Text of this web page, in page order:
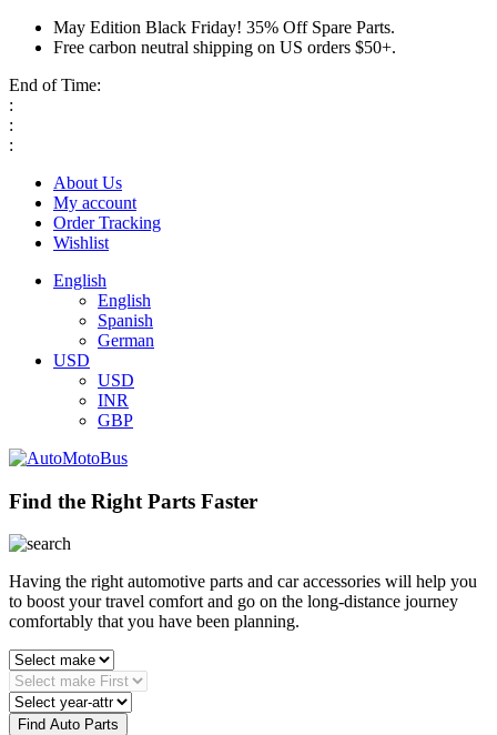
May Edition Black Friday! 35% Off Spare Parts.
Free carbon neutral shipping on US orders $50+.
End of Time:
:
:
:
About Us
My account
Order Tracking
Wishlist
English
English
Spanish
German
USD
USD
INR
GBP
Find the Right Parts Faster
Having the right automotive parts and car accessories will help you
to boost your travel comfort and go on the long-distance journey
comfortably that you have been planning.
Find Auto Parts